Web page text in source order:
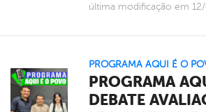
última modificação em
PROGRAMA AQUI É O
PROGRAMA
DEBATE